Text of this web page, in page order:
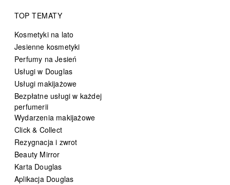
TOP TEMATY
Kosmetyki na lato
Jesienne kosmetyki
Perfumy na Jesień
Usługi w Douglas
Usługi makijażowe
Bezpłatne usługi w każdej
perfumerii
Wydarzenia makijażowe
Click & Collect
Rezygnacja i zwrot
Beauty Mirror
Karta Douglas
Aplikacja Douglas